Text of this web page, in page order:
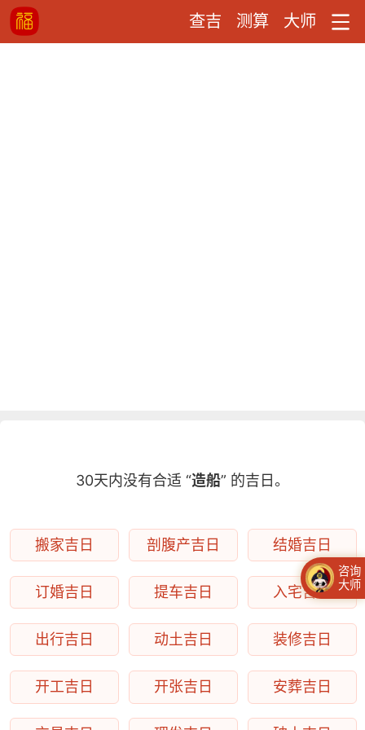
查吉 测算 大师
30天内没有合适 “造船” 的吉日。
搬家吉日 剖腹产吉日 结婚吉日
订婚吉日 提车吉日 入宅吉日
出行吉日 动土吉日 装修吉日
开工吉日 开张吉日 安葬吉日
咨询
大师